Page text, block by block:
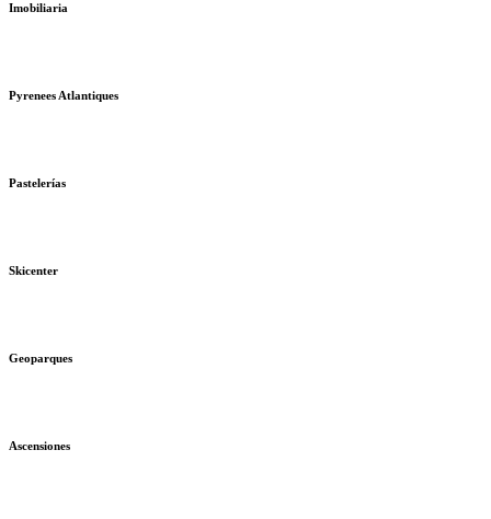
Imobiliaria
Pyrenees Atlantiques
Pastelerías
Skicenter
Geoparques
Ascensiones